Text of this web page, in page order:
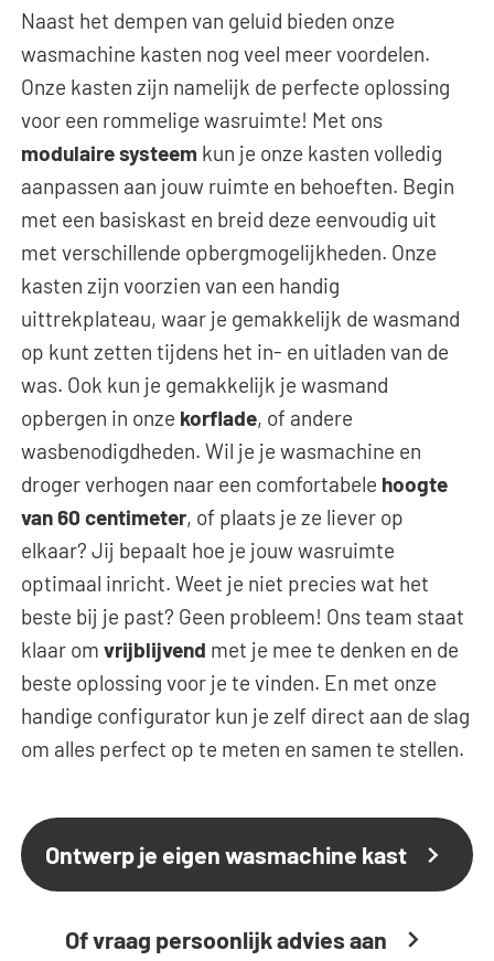
Naast het dempen van geluid bieden onze
wasmachine kasten nog veel meer voordelen.
Onze kasten zijn namelijk de perfecte oplossing
voor een rommelige wasruimte! Met ons
modulaire systeem kun je onze kasten volledig
aanpassen aan jouw ruimte en behoeften. Begin
met een basiskast en breid deze eenvoudig uit
met verschillende opbergmogelijkheden. Onze
kasten zijn voorzien van een handig
uittrekplateau, waar je gemakkelijk de wasmand
op kunt zetten tijdens het in- en uitladen van de
was. Ook kun je gemakkelijk je wasmand
opbergen in onze korflade, of andere
wasbenodigdheden. Wil je je wasmachine en
droger verhogen naar een comfortabele hoogte
van 60 centimeter, of plaats je ze liever op
elkaar? Jij bepaalt hoe je jouw wasruimte
optimaal inricht. Weet je niet precies wat het
beste bij je past? Geen probleem! Ons team staat
klaar omvrijblijvend met je mee te denken en de
beste oplossing voor je te vinden. En met onze
handige configurator kun je zelf direct aan de slag
om alles perfect op te meten en samen te stellen.
Ontwerp je eigen wasmachine kast
Of vraag persoonlijk advies aan